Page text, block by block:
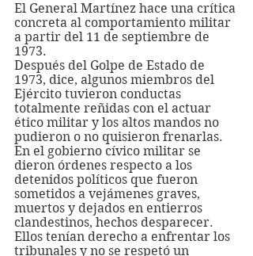
El General Martínez hace una crítica
concreta al comportamiento militar
a partir del 11 de septiembre de
1973.
Después del Golpe de Estado de
1973, dice, algunos miembros del
Ejército tuvieron conductas
totalmente reñidas con el actuar
ético militar y los altos mandos no
pudieron o no quisieron frenarlas.
En el gobierno cívico militar se
dieron órdenes respecto a los
detenidos políticos que fueron
sometidos a vejámenes graves,
muertos y dejados en entierros
clandestinos, hechos desparecer.
Ellos tenían derecho a enfrentar los
tribunales y no se respetó un